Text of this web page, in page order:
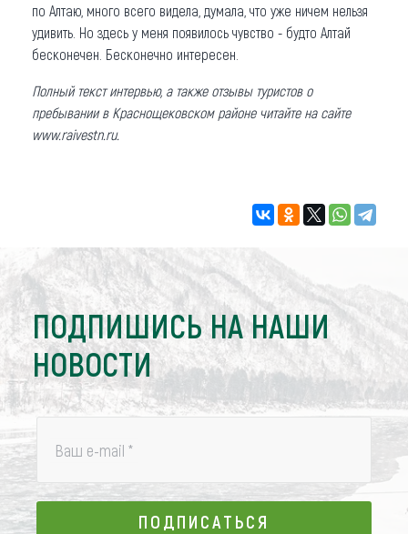
по Алтаю, много всего видела, думала, что уже ничем нельзя
удивить. Но здесь у меня появилось чувство - будто Алтай
бесконечен. Бесконечно интересен.
Полный текст интервью, а также отзывы туристов о
пребывании в Краснощековском районе читайте на сайте
www.raivestn.ru.
ПОДПИШИСЬ НА НАШИ
НОВОСТИ
Ваш e-mail *
ПОДПИСАТЬСЯ